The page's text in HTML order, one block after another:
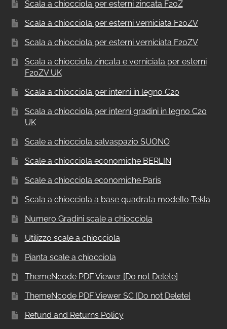
Scala a chiocciola per esterni zincata F20Z
Scala a chiocciola per esterni verniciata F20ZV
Scala a chiocciola per esterni verniciata F20ZV
Scala a chiocciola zincata e verniciata per esterni
F20ZV UK
Scala a chiocciola per interni in legno C20
Scala a chiocciola per interni gradini in legno C20
UK
Scale a chiocciola salvaspazio SUONO
Scale a chiocciola economiche BERLIN
Scale a chiocciola economiche Paris
Scala a chiocciola a base quadrata modello Tekla
Numero Gradini scale a chiocciola
Utilizzo scale a chiocciola
Pianta scale a chiocciola
ThemeNcode PDF Viewer [Do not Delete]
ThemeNcode PDF Viewer SC [Do not Delete]
Refund and Returns Policy